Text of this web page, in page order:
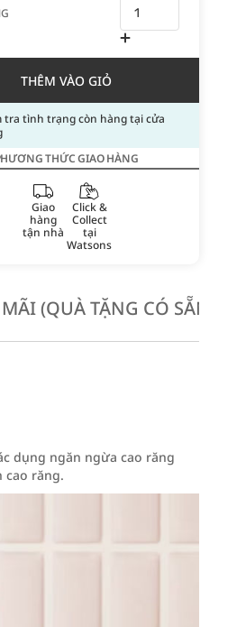
THÊM VÀO GIỎ
tra tình trạng còn hàng tại cửa
THỨC GIAO HÀNG
Giao
hàng
tận nhà
Click &
Collect
tại
Watsons
(QUÀ TẶNG CÓ SẴN
dụng ngăn ngừa cao răng
cao răng.